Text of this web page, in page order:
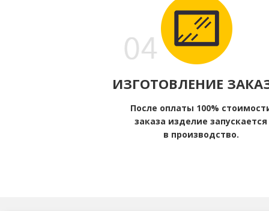
После оплаты 100%
заказа изделие запускается
в производство.
ИЗГОТОВЛЕНИЕ